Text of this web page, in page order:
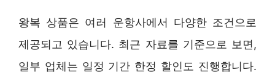
왕복 상품은 여러 운항사에서 다양한 조건으로
제공되고 있습니다. 최근 자료를 기준으로 보면,
일부 업체는 일정 기간 한정 할인도 진행합니다.